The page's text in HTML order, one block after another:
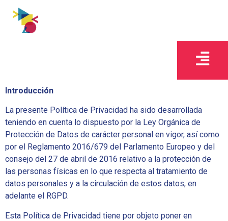
Introducción
La presente Política de Privacidad ha sido desarrollada
teniendo en cuenta lo dispuesto por la Ley Orgánica de
Protección de Datos de carácter personal en vigor, así como
por el Reglamento 2016/679 del Parlamento Europeo y del
consejo del 27 de abril de 2016 relativo a la protección de
las personas físicas en lo que respecta al tratamiento de
datos personales y a la circulación de estos datos, en
adelante el RGPD.
Esta Política de Privacidad tiene por objeto poner en